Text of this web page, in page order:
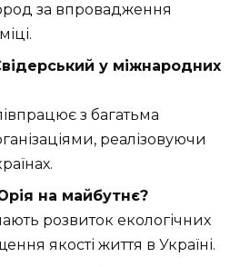
за впровадження
у міжнародних
з багатьма
реалізовуючи
на майбутнє?
розвиток екологічних
якості життя в Україні.